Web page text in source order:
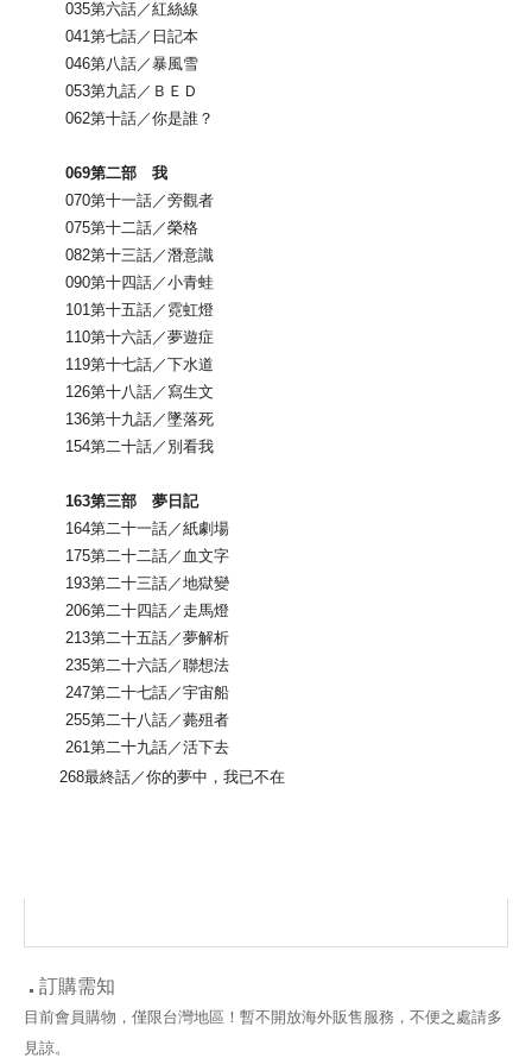
035第六話／紅絲線
041第七話／日記本
046第八話／暴風雪
053第九話／ＢＥＤ
062第十話／你是誰？
069第二部 我
070第十一話／旁觀者
075第十二話／榮格
082第十三話／潛意識
090第十四話／小青蛙
101第十五話／霓虹燈
110第十六話／夢遊症
119第十七話／下水道
126第十八話／寫生文
136第十九話／墜落死
154第二十話／別看我
163第三部 夢日記
164第二十一話／紙劇場
175第二十二話／血文字
193第二十三話／地獄變
206第二十四話／走馬燈
213第二十五話／夢解析
235第二十六話／聯想法
247第二十七話／宇宙船
255第二十八話／薨殂者
261第二十九話／活下去
268最終話／你的夢中，我已不在
訂購需知
目前會員購物，僅限台灣地區！暫不開放海外販售服務，不便之處請多
見諒。